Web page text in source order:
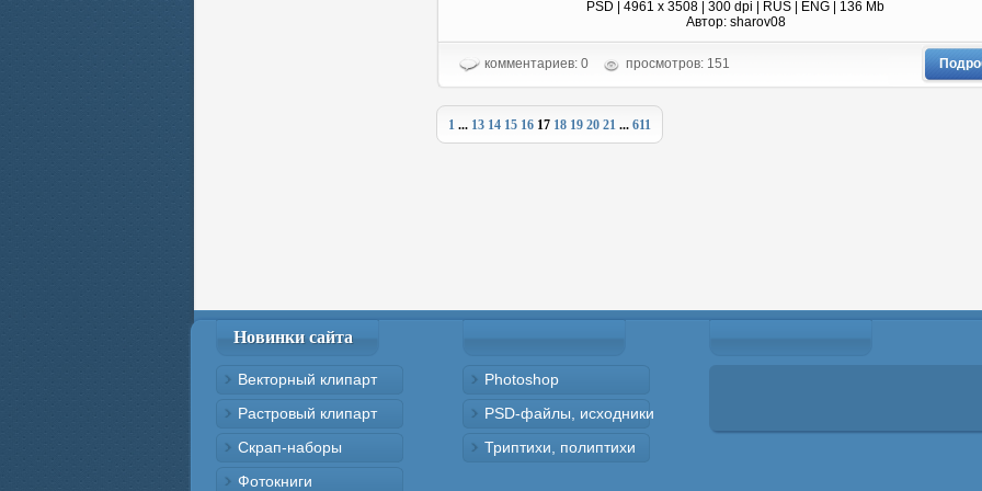
PSD | 4961 х 3508 | 300 dpi | RUS | ENG | 136 Mb
Автор: sharov08
комментариев: 0 просмотров: 151
1 ... 13 14 15 16 17 18 19 20 21 ... 611
Новинки сайта
Векторный клипарт
Растровый клипарт
Скрап-наборы
Фотокниги
Photoshop
PSD-файлы, исходники
Триптихи, полиптихи